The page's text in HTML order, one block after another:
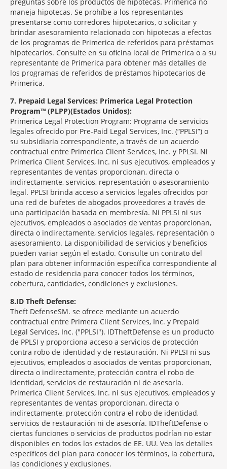
maneja hipotecas. Se prohíbe a los representantes
presentarse como corredores hipotecarios, o solicitar y
brindar asesoramiento relacionado con hipotecas a efectos
de los programas de Primerica de referidos para préstamos
hipotecarios. Consulte en su oficina local de Primerica o a su
representante de Primerica para obtener más detalles de
los programas de referidos de préstamos hipotecarios de
Primerica.
7 Prepaid Legal Services: Primerica Legal Protection
Program™ (PLPP)(Estados Unidos):
Primerica Legal Protection Program: Programa de servicios
legales ofrecido por Pre-Paid Legal Services, Inc. (“PPLSI”) o
su subsidiaria correspondiente, a través de un acuerdo
contractual entre Primerica Client Services, Inc. y PPLSI. Ni
Primerica Client Services, Inc. ni sus ejecutivos, empleados y
representantes de ventas proporcionan, directa o
indirectamente, servicios, representación o asesoramiento
legal. PPLSI brinda acceso a servicios legales ofrecidos por
una red de bufetes de abogados proveedores a través de
una participación basada en membresía. Ni PPLSI ni sus
ejecutivos, empleados o asociados de ventas proporcionan,
directa o indirectamente, servicios legales, representación o
asesoramiento. La disponibilidad de servicios y beneficios
pueden variar según el estado. Consulte un contrato del
plan para obtener información específica correspondiente al
estado de residencia para conocer todos los términos,
cobertura, cantidades, condiciones y exclusiones.
8 ID Theft Defense:
Theft DefenseSM se ofrece mediante un acuerdo
contractual entre Primera Client Services, Inc. y Prepaid
Legal Services, Inc. ("PPLSI"). IDTheftDefense es un producto
de PPLSI y proporciona acceso a servicios de protección
contra robo de identidad y de restauración. Ni PPLSI ni sus
ejecutivos, empleados o asociados de ventas proporcionan,
directa o indirectamente, protección contra el robo de
identidad, servicios de restauración ni de asesoría.
Primerica Client Services, Inc. ni sus ejecutivos, empleados y
representantes de ventas proporcionan, directa o
indirectamente, protección contra el robo de identidad,
servicios de restauración ni de asesoría. IDTheftDefense o
ciertas funciones o servicios de productos podrían no estar
disponibles en todos los estados de EE. UU. Vea los detalles
específicos del plan para conocer los términos, la cobertura,
las condiciones y exclusiones.